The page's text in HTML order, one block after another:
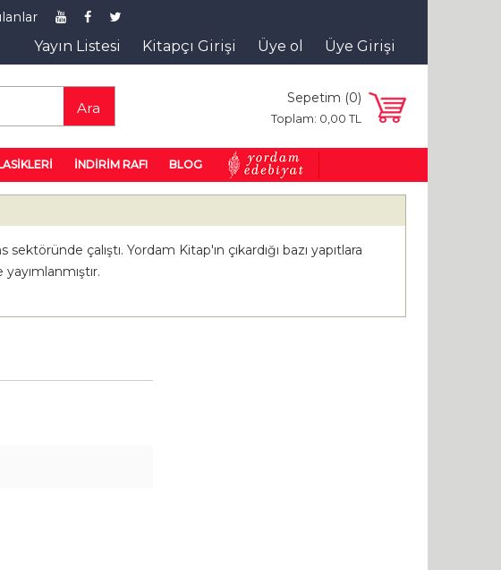
Yayın Listesi Kitapçı Girişi Üye ol Üye Girişi
Ara
Sepetim (0)
Toplam: 0,00 TL
İNDİRİM RAFI BLOG
çalıştı. Yordam Kitap'ın çıkardığı bazı yapıtlara